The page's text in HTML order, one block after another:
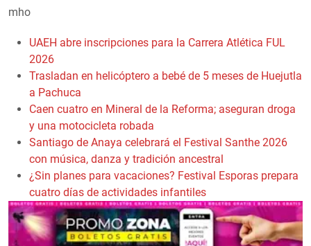
mho
UAEH abre inscripciones para la Carrera Atlética FUL
2026
Trasladan en helicóptero a bebé de 5 meses de Huejutla
a Pachuca
Caen cuatro en Mineral de la Reforma; aseguran droga
y una motocicleta robada
Santiago de Anaya celebrará el Festival Santhe 2026
con música, danza y tradición ancestral
¿Sin planes para vacaciones? Festival Esporas prepara
cuatro días de actividades infantiles